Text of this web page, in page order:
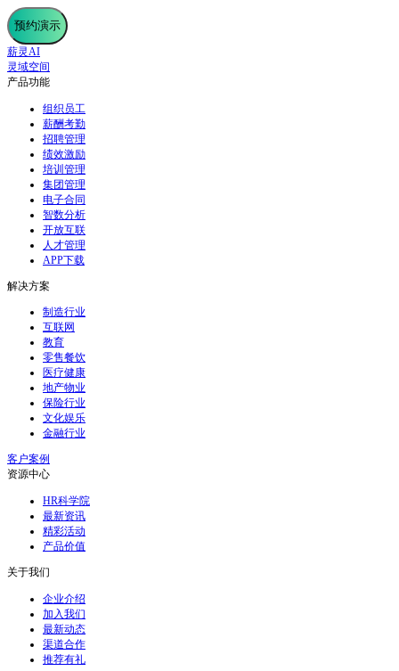
预约演示
薪灵AI
灵域空间
产品功能
组织员工
薪酬考勤
招聘管理
绩效激励
培训管理
集团管理
电子合同
智数分析
开放互联
人才管理
APP下载
解决方案
制造行业
互联网
教育
零售餐饮
医疗健康
地产物业
保险行业
文化娱乐
金融行业
客户案例
资源中心
HR科学院
最新资讯
精彩活动
产品价值
关于我们
企业介绍
加入我们
最新动态
渠道合作
推荐有礼